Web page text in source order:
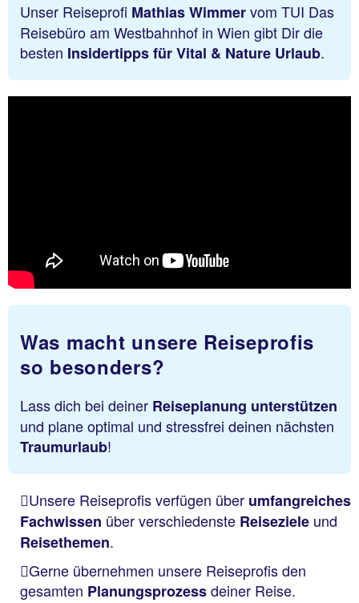
Unser Reiseprofi Mathias Wimmervom TUI Das
Reisebüro am Westbahnhof in Wien gibt Dir die
besten Insidertipps für Vital & Nature Urlaub.
Was macht unsere Reiseprofis
so besonders?
Lass dich bei deiner Reiseplanung unterstützen
und plane optimal und stressfrei deinen nächsten
Traumurlaub!
Unsere Reiseprofis verfügen über umfangreiches
Fachwissen über verschiedenste Reiseziele und
Reisethemen.
Gerne übernehmen unsere Reiseprofis den
gesamten Planungsprozessdeiner Reise.